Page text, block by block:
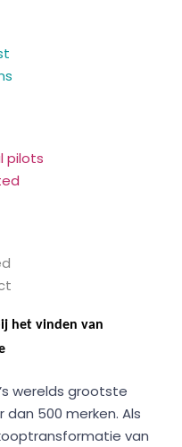
pilots
het vinden van
werelds grootste
500 merken. Als
van